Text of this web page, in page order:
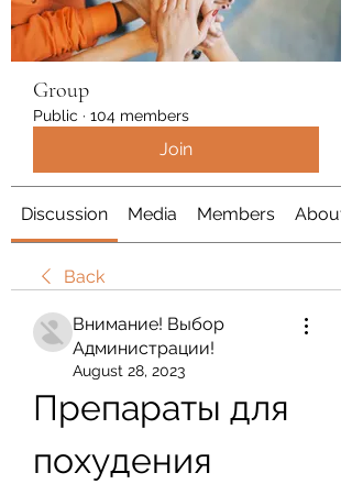
Group
Public · 104 members
Join
Discussion Media Members About
Back
Внимание! Выбор
Администрации!
August 28, 2023
Препараты для
похудения